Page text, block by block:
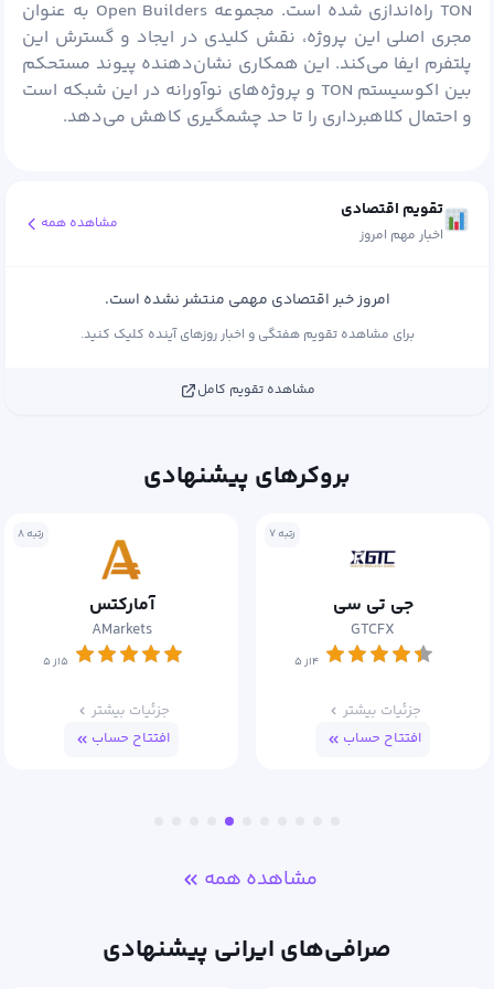
TON راه‌اندازی شده است. مجموعه Open Builders به عنوان
مجری اصلی این پروژه، نقش کلیدی در ایجاد و گسترش این
پلتفرم ایفا می‌کند. این همکاری نشان‌دهنده پیوند مستحکم
بین اکوسیستم TON و پروژه‌های نوآورانه در این شبکه است
و احتمال کلاهبرداری را تا حد چشمگیری کاهش می‌دهد.
تقویم اقتصادی
اخبار مهم امروز
مشاهده همه
امروز خبر اقتصادی مهمی منتشر نشده است.
برای مشاهده تقویم هفتگی و اخبار روزهای آینده کلیک کنید.
مشاهده تقویم کامل
بروکرهای پیشنهادی
جزئیات بیشتر
افتتاح حساب
جزئیات بیشتر
افتتاح حساب
مشاهده همه
صرافی‌های ایرانی پیشنهادی